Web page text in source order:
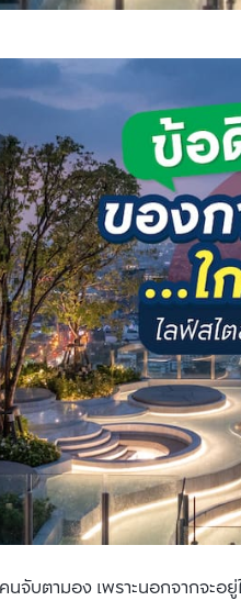
จับตามอง เพราะนอกจากจะอ